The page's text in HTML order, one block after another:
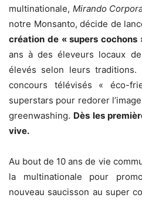
multinationale, Mirando
notre Monsanto, décide de
création de « supers cochons
ans à des éleveurs locaux
élevés selon leurs traditions.
concours télévisés « éco-
superstars pour redorer
greenwashing. Dès les
vive.
Au bout de 10 ans de vie
la multinationale pour
nouveau saucisson au super